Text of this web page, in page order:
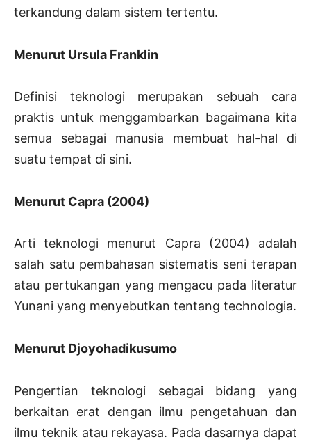
terkandung dalam sistem tertentu.
Menurut Ursula Franklin
Definisi teknologi merupakan sebuah cara
praktis untuk menggambarkan bagaimana kita
semua sebagai manusia membuat hal-hal di
suatu tempat di sini.
Menurut Capra (2004)
Arti teknologi menurut Capra (2004) adalah
salah satu pembahasan sistematis seni terapan
atau pertukangan yang mengacu pada literatur
Yunani yang menyebutkan tentang technologia.
Menurut Djoyohadikusumo
Pengertian teknologi sebagai bidang yang
berkaitan erat dengan ilmu pengetahuan dan
ilmu teknik atau rekayasa. Pada dasarnya dapat